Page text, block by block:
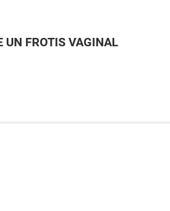
UN FROTIS VAGINAL